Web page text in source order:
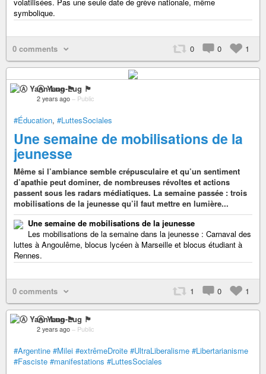
symbolique.
0 comments 0 0 1
Ⓐ Yann-Lug 🏴
2 years ago – Public
#Éducation, #LuttesSociales
Une semaine de mobilisations de la
jeunesse
Même si l’ambiance semble crépusculaire et qu’un sentiment
d’apathie peut dominer, de nombreuses révoltes et actions
passent sous les radars médiatiques. La semaine passée : trois
mobilisations de la jeunesse qu’il faut mettre en lumière...
Une semaine de mobilisations de la jeunesse
Les mobilisations de la semaine dans la jeunesse : Carnaval des
luttes à Angoulême, blocus lycéen à Marseille et blocus étudiant à
Rennes.
0 comments 1 0 1
Ⓐ Yann-Lug 🏴
2 years ago – Public
#Argentine #Milei #extrêmeDroite #UltraLiberalisme #Libertarianisme
#Fasciste #manifestations #LuttesSociales